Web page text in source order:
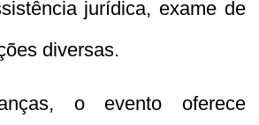
jurídica, exame de
diversas.
o evento oferece